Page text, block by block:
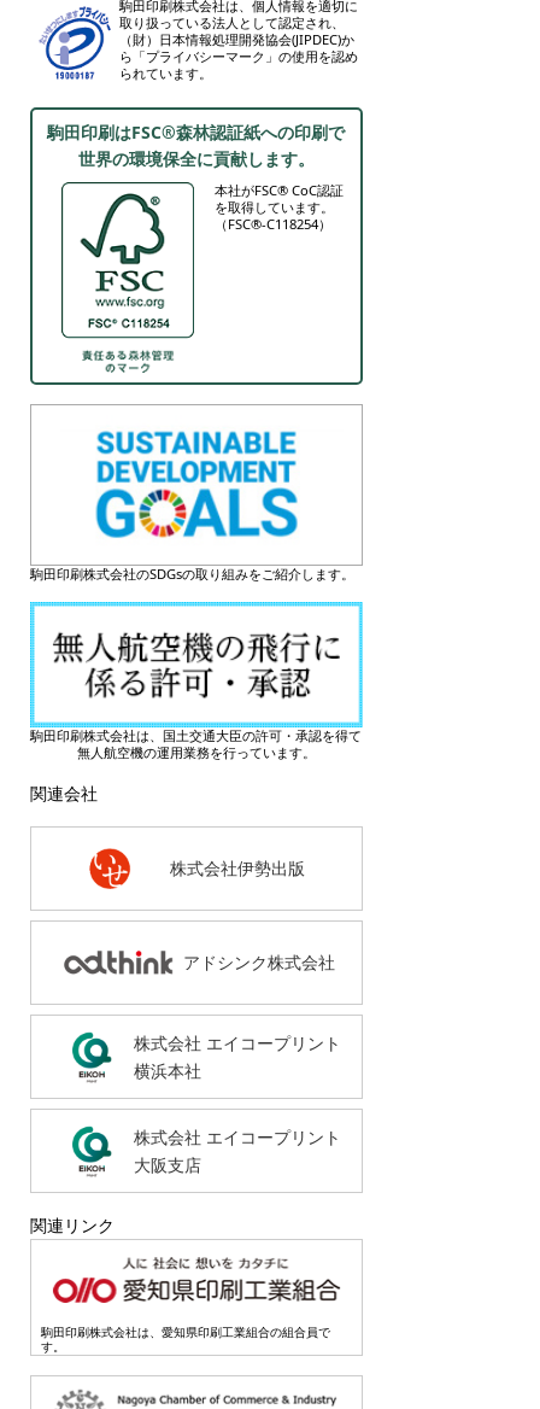
駒田印刷株式会社は、個人情報を適切に
取り扱っている法人として認定され、
（財）日本情報処理開発協会(JIPDEC)か
ら「プライバシーマーク」の使用を認め
られています。
駒田印刷はFSC®森林認証紙への印刷で
世界の環境保全に貢献します。
本社がFSC® CoC認証
を取得しています。
（FSC®-C118254）
駒田印刷株式会社のSDGsの取り組みをご紹介します。
駒田印刷株式会社は、国土交通大臣の許可・承認を得て
無人航空機の運用業務を行っています。
関連会社
株式会社伊勢出版
アドシンク株式会社
株式会社 エイコープリント
横浜本社
株式会社 エイコープリント
大阪支店
関連リンク
駒田印刷株式会社は、愛知県印刷工業組合の組合員で
す。